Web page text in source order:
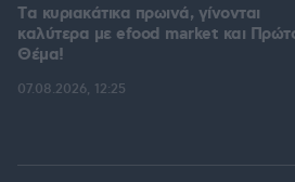
Tα κυριακάτικα πρωινά, γίνονται
καλύτερα με efood market και
Θέμα!
07.08.2026, 12:25